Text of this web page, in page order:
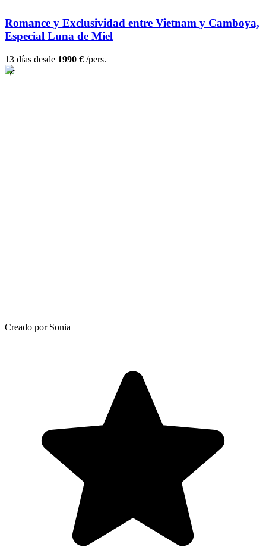
Romance y Exclusividad entre Vietnam y Camboya,
Especial Luna de Miel
13 días desde 1990 € /pers.
Creado por Sonia